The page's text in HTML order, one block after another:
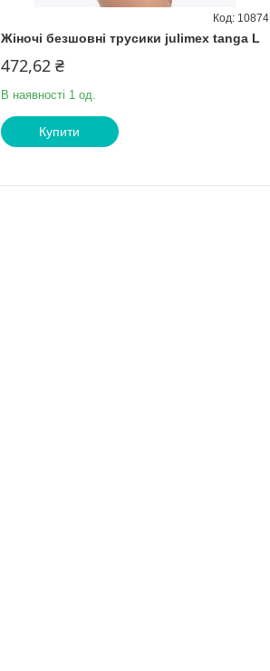
Жіночі безшовні трусики julimex tanga L
10874
472,62 ₴
В наявності 1 од.
Купити